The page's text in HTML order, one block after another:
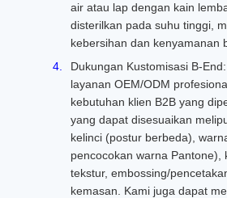
air atau lap dengan kain
disterilkan pada suhu tinggi,
kebersihan dan kenyamanan
Dukungan Kustomisasi B-
layanan OEM/ODM
kebutuhan klien B2B yang
yang dapat disesuaikan
kelinci (postur berbeda),
pencocokan warna Pantone),
tekstur, embossing/
kemasan. Kami juga dapat